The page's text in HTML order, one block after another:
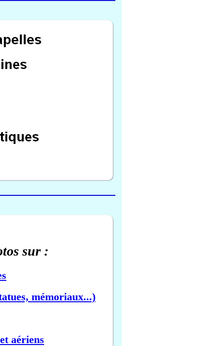
sur :
mémoriaux...)
aériens